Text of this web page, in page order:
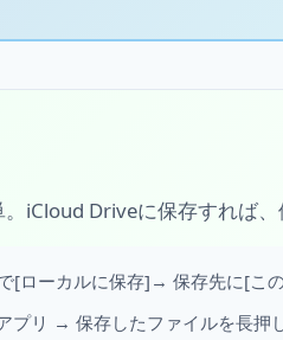
iCloud Driveに保存すれば
[ローカルに保存]→ 保存先に[こ
プリ → 保存したファイルを長